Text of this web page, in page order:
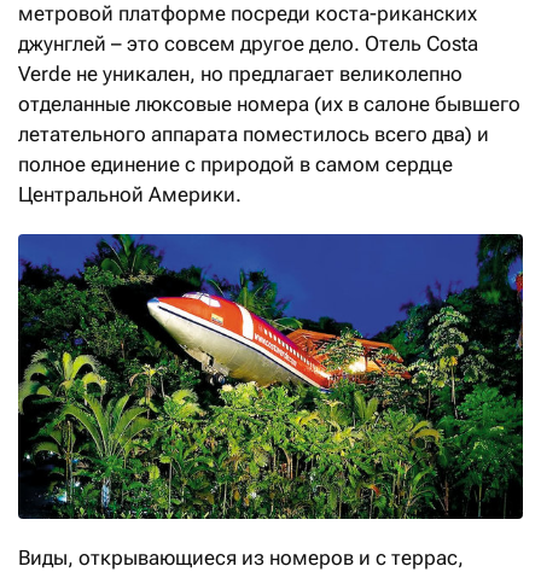
метровой платформе посреди коста-риканских
джунглей – это совсем другое дело. Отель Costa
Verde не уникален, но предлагает великолепно
отделанные люксовые номера (их в салоне бывшего
летательного аппарата поместилось всего два) и
полное единение с природой в самом сердце
Центральной Америки.
Виды, открывающиеся из номеров и с террас,